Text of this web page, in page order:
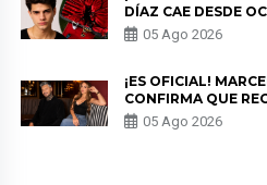
DÍAZ CAE DESDE
EN “ESTO ES
PREOCUPACIÓN
05 Ago 2026
¡ES OFICIAL!
CONFIRMA QUE
MILETT FIGUEROA:
PUDO MÁS”
05 Ago 2026